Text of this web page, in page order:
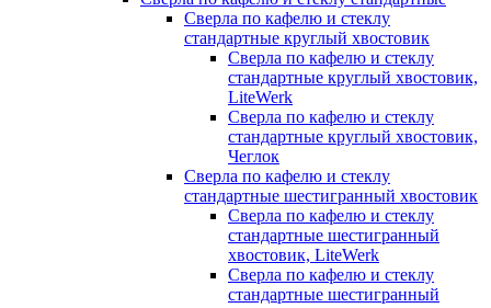
Сверла по кафелю и стеклу
стандартные круглый хвостовик
Сверла по кафелю и стеклу
стандартные круглый хвостовик,
LiteWerk
Сверла по кафелю и стеклу
стандартные круглый хвостовик,
Чеглок
Сверла по кафелю и стеклу
стандартные шестигранный хвостовик
Сверла по кафелю и стеклу
стандартные шестигранный
хвостовик, LiteWerk
Сверла по кафелю и стеклу
стандартные шестигранный